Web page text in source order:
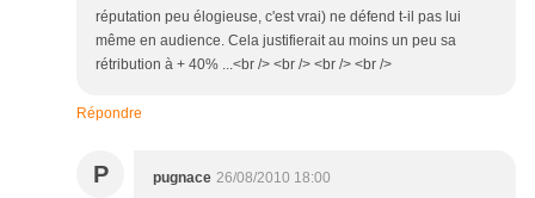
réputation peu élogieuse, c'est vrai) ne défend t-il pas lui
même en audience. Cela justifierait au moins un peu sa
rétribution à + 40% ...<br /> <br /> <br /> <br />
Répondre
P pugnace 26/08/2010 18:00